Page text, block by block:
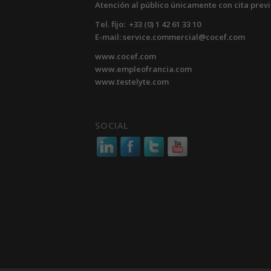
Atención al público únicamente con cita
Tel. fijo: +33 (0) 1 42 61 33 10
E-mail: service.commercial@cocef.com
www.cocef.com
www.empleofrancia.com
www.testelyte.com
SOCIAL